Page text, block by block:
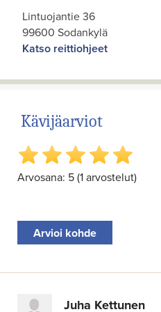
Lintuojantie 36
99600 Sodankylä
Katso reittiohjeet
Kävijäarviot
Arvosana: 5 (1 arvostelut)
Arvioi kohde
Juha Kettunen